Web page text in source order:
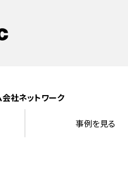
会社ネットワーク
事例を見る